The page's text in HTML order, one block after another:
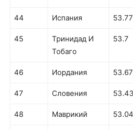
44 Испания 53.77
45
Тринидад И
Тобаго
53.7
46 Иордания 53.67
47 Словения 53.43
48 Маврикий 53.04